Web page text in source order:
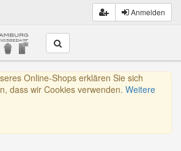
Anmelden
Online-Shops erklären Sie sich
dass wir Cookies verwenden. Weitere